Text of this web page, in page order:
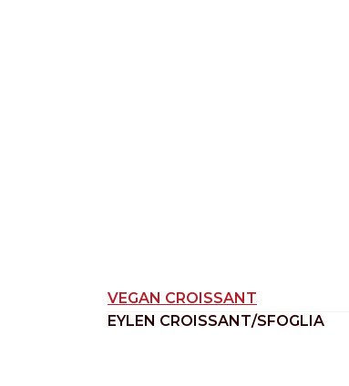
VEGAN CROISSANT
EYLEN CROISSANT/SFOGLIA